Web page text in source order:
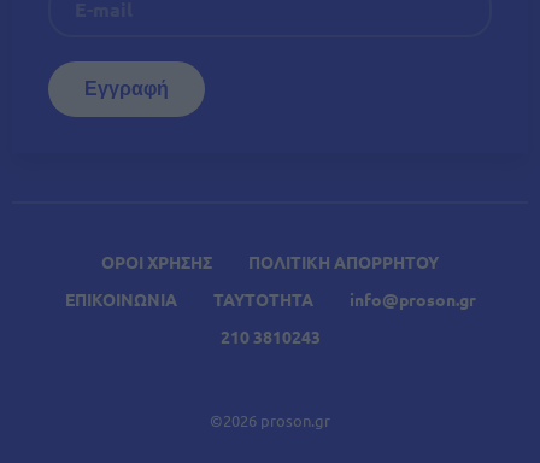
ΟΡΟΙ ΧΡΗΣΗΣ
ΠΟΛΙΤΙΚΗ ΑΠΟΡΡΗΤΟΥ
ΕΠΙΚΟΙΝΩΝΙΑ
ΤΑΥΤΟΤΗΤΑ
info@proson.gr
210 3810243
©2026 proson.gr